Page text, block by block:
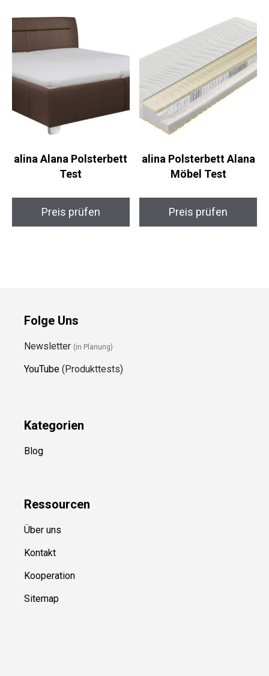
alina Alana Polsterbett
Test
Preis prüfen
alina Polsterbett Alana
Möbel Test
Preis prüfen
Folge Uns
Newsletter (in Planung)
YouTube (Produkttests)
Kategorien
Blog
Ressourcen
Über uns
Kontakt
Kooperation
Sitemap